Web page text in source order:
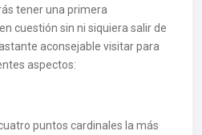
tener una primera
cuestión sin ni siquiera salir de
aconsejable visitar para
aspectos:
puntos cardinales la más